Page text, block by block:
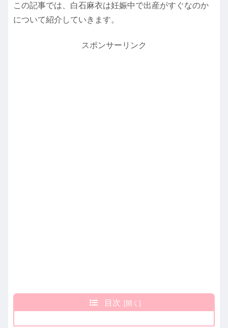
この記事では、白石麻衣は妊娠中で出産がすぐなのか
について紹介していきます。
スポンサーリンク
目次